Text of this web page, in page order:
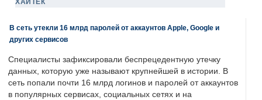
ХАЙТЕК
В сеть утекли 16 млрд паролей от аккаунтов Apple, Google и
других сервисов
Специалисты зафиксировали беспрецедентную утечку
данных, которую уже называют крупнейшей в истории. В
сеть попали почти 16 млрд логинов и паролей от аккаунтов
в популярных сервисах, социальных сетях и на